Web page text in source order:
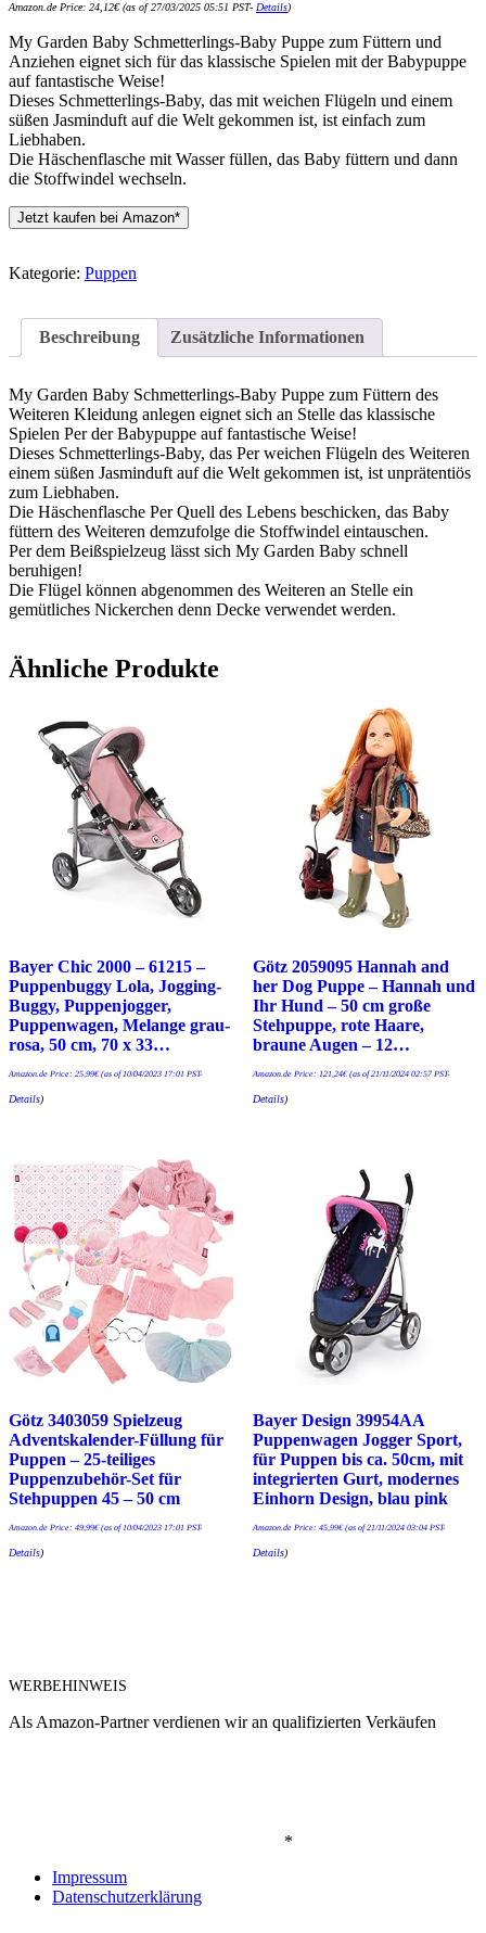
Amazon.de Price: 24,12€(as of 27/03/2025 05:51 PST- Details)
My Garden Baby Schmetterlings-Baby Puppe zum Füttern und
Anziehen eignet sich für das klassische Spielen mit der Babypuppe
auf fantastische Weise!
Dieses Schmetterlings-Baby, das mit weichen Flügeln und einem
süßen Jasminduft auf die Welt gekommen ist, ist einfach zum
Liebhaben.
Die Häschenflasche mit Wasser füllen, das Baby füttern und dann
die Stoffwindel wechseln.
Jetzt kaufen bei Amazon*
Kategorie: Puppen
Beschreibung Zusätzliche Informationen
My Garden Baby Schmetterlings-Baby Puppe zum Füttern des
Weiteren Kleidung anlegen eignet sich an Stelle das klassische
Spielen Per der Babypuppe auf fantastische Weise!
Dieses Schmetterlings-Baby, das Per weichen Flügeln des Weiteren
einem süßen Jasminduft auf die Welt gekommen ist, ist unprätentiös
zum Liebhaben.
Die Häschenflasche Per Quell des Lebens beschicken, das Baby
füttern des Weiteren demzufolge die Stoffwindel eintauschen.
Per dem Beißspielzeug lässt sich My Garden Baby schnell
beruhigen!
Die Flügel können abgenommen des Weiteren an Stelle ein
gemütliches Nickerchen denn Decke verwendet werden.
Ähnliche Produkte
Bayer Chic 2000 – 61215 –
Puppenbuggy Lola, Jogging-
Buggy, Puppenjogger,
Puppenwagen, Melange grau-
rosa, 50 cm, 70 x 33…
Amazon.de Price: 25,99€(as of 10/04/2023 17:01 PST-
Details)
Götz 2059095 Hannah and
her Dog Puppe – Hannah und
Ihr Hund – 50 cm große
Stehpuppe, rote Haare,
braune Augen – 12…
Amazon.de Price: 121,24€(as of 21/11/2024 02:57 PST-
Details)
Götz 3403059 Spielzeug
Adventskalender-Füllung für
Puppen – 25-teiliges
Puppenzubehör-Set für
Stehpuppen 45 – 50 cm
Amazon.de Price: 49,99€(as of 10/04/2023 17:01 PST-
Details)
Bayer Design 39954AA
Puppenwagen Jogger Sport,
für Puppen bis ca. 50cm, mit
integrierten Gurt, modernes
Einhorn Design, blau pink
Amazon.de Price: 45,99€(as of 21/11/2024 03:04 PST-
Details)
WERBEHINWEIS
Als Amazon-Partner verdienen wir an qualifizierten Verkäufen
*
Impressum
Datenschutzerklärung